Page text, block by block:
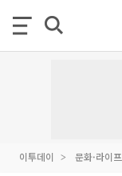
이투데이 문화·라이프